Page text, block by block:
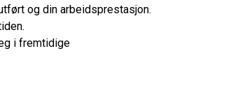
og din arbeidsprestasjon.
i fremtidige